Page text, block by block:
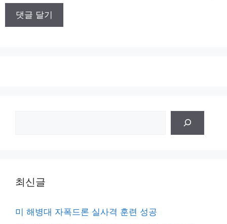
최신글
미 해병대 자폭드론 실사격 훈련 성공